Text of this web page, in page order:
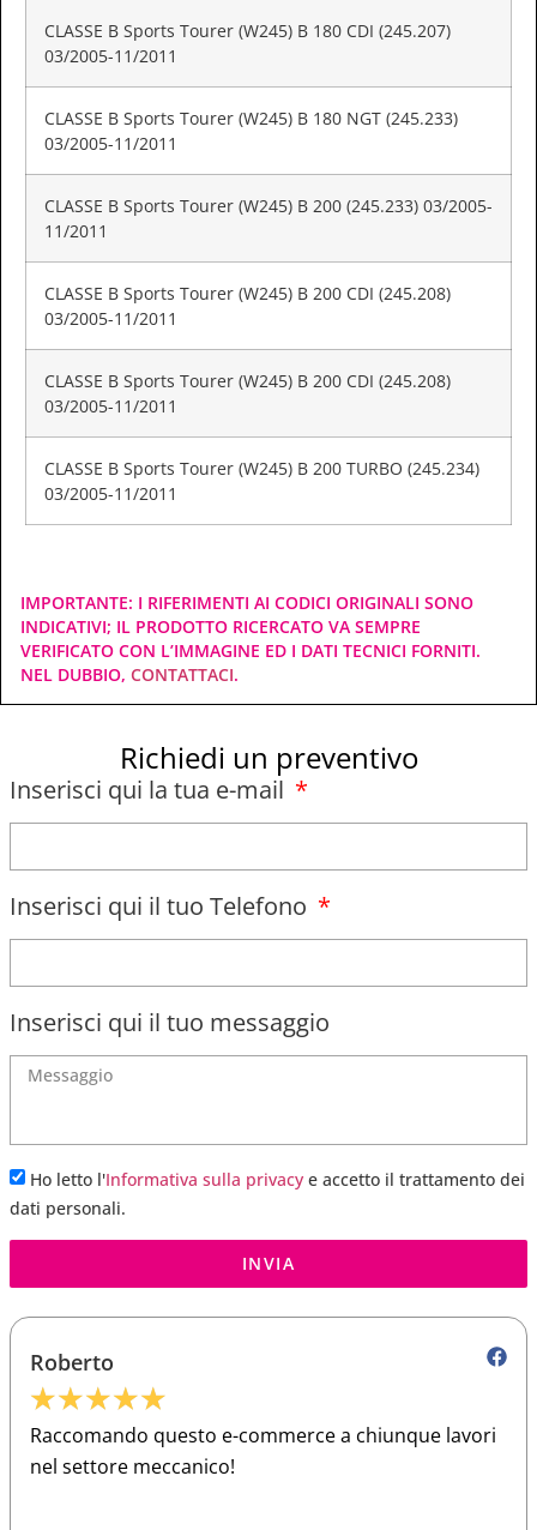
CLASSE B Sports Tourer (W245) B 180 CDI (245.207)
03/2005-11/2011
CLASSE B Sports Tourer (W245) B 180 NGT (245.233)
03/2005-11/2011
CLASSE B Sports Tourer (W245) B 200 (245.233) 03/2005-
11/2011
CLASSE B Sports Tourer (W245) B 200 CDI (245.208)
03/2005-11/2011
CLASSE B Sports Tourer (W245) B 200 CDI (245.208)
03/2005-11/2011
CLASSE B Sports Tourer (W245) B 200 TURBO (245.234)
03/2005-11/2011
IMPORTANTE: I RIFERIMENTI AI CODICI ORIGINALI SONO
INDICATIVI; IL PRODOTTO RICERCATO VA SEMPRE
VERIFICATO CON L’IMMAGINE ED I DATI TECNICI FORNITI.
NEL DUBBIO, CONTATTACI.
Richiedi un preventivo
Inserisci qui la tua e-mail
Inserisci qui il tuo Telefono
Inserisci qui il tuo messaggio
Ho letto l'Informativa sulla privacy e accetto il trattamento dei
dati personali.
INVIA
Roberto
★★★★★
Raccomando questo e-commerce a chiunque lavori
nel settore meccanico!